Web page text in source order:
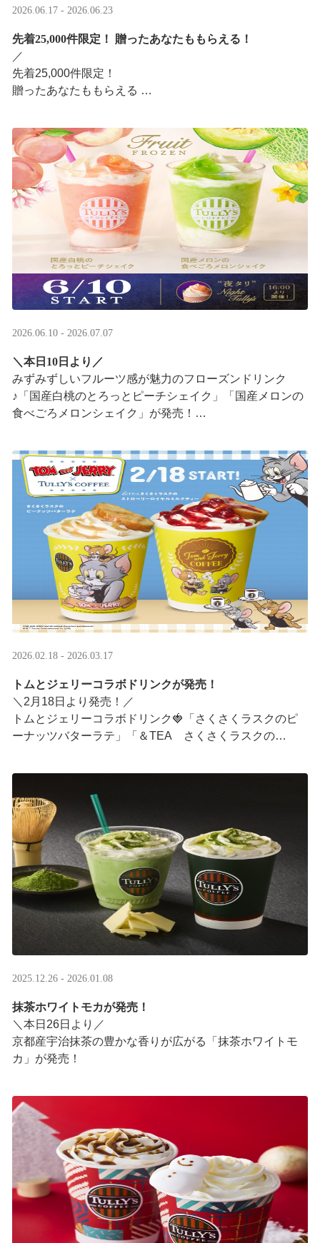
2026.06.17 - 2026.06.23
先着25,000件限定！​ 贈ったあなたももらえる！
／ ​
先着25,000件限定！​
贈ったあなたももらえる ​
LINEギフト限定！タリーズデジタルギフト2,000円分を贈
ると、自分も500円分のデジタルギフトがもらえるキャン
ペーンがスタ ···
2026.06.10 - 2026.07.07
＼本日10日より／
みずみずしいフルーツ感が魅力のフローズンドリンク
♪「国産白桃のとろっとピーチシェイク」「国産メロンの
食べごろメロンシェイク」が発売！
ホイップクリームが無料で2倍 ···
2026.02.18 - 2026.03.17
トムとジェリーコラボドリンクが発売！
＼2月18日より発売！／
トムとジェリーコラボドリンク🍓「さくさくラスクのピ
ーナッツバターラテ」「＆TEA さくさくラスクの
2025.12.26 - 2026.01.08
抹茶ホワイトモカが発売！
＼本日26日より／
京都産宇治抹茶の豊かな香りが広がる「抹茶ホワイトモ
カ」が発売！